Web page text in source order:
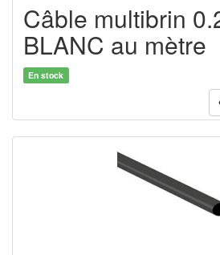
Câble multibrin
BLANC au mètre
En stock